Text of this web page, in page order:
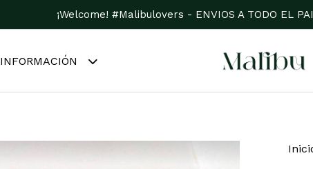
¡Welcome! #Malibulovers - ENVIOS A TODO EL
INFORMACIÓN